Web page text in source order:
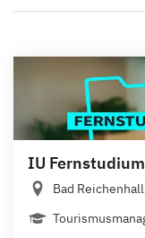
IU Fernstudium
Bad